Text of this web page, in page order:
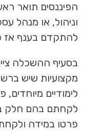
הפיננסים תואר
וניהול, או מנהל
להתקדם בענף אז
בסעיף ההשכלה
מקצועיות שיש
לימודיים
לקחתם בהם חלק
פרטו במידה